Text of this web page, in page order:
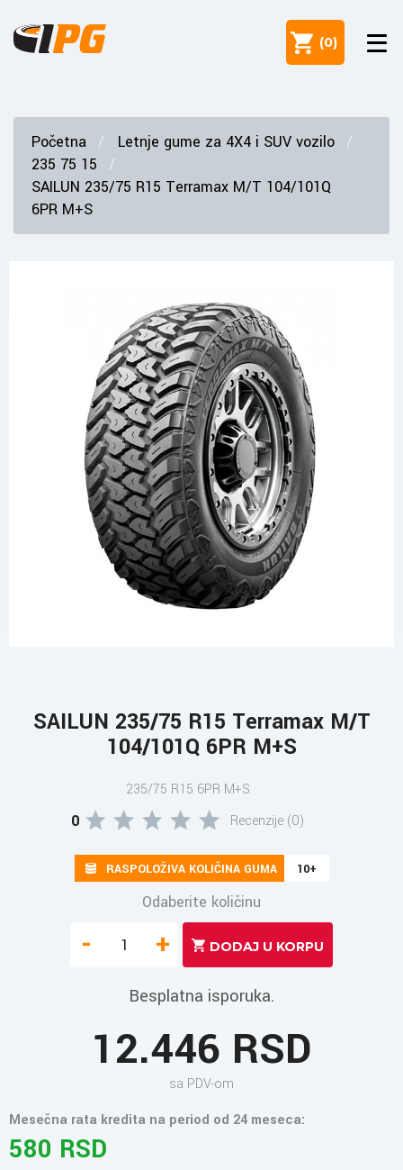
(0)
Početna
Letnje gume za 4X4 i SUV vozilo
235 75 15
SAILUN 235/75 R15 Terramax M/T 104/101Q
6PR M+S
SAILUN 235/75 R15 Terramax M/T
104/101Q 6PR M+S
235/75 R15 6PR M+S
0 Recenzije (0)
RASPOLOŽIVA KOLIČINA GUMA 10+
Odaberite količinu
- +
Besplatna isporuka.
12.446 RSD
sa PDV-om
Mesečna rata kredita na period od 24 meseca:
580 RSD